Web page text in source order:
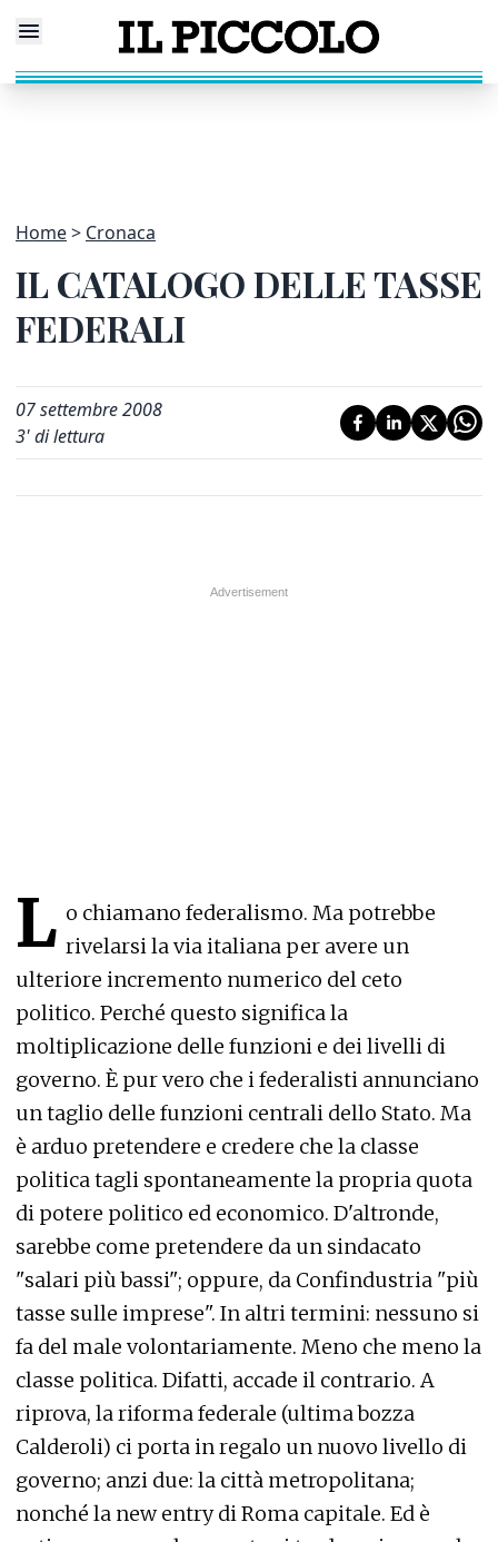
Home Cronaca
IL CATALOGO DELLE TASSE
FEDERALI
07 settembre 2008
3' di lettura
L o chiamano federalismo. Ma potrebbe
rivelarsi la via italiana per avere un
ulteriore incremento numerico del ceto
politico. Perché questo significa la
moltiplicazione delle funzioni e dei livelli di
governo. È pur vero che i federalisti annunciano
un taglio delle funzioni centrali dello Stato. Ma
è arduo pretendere e credere che la classe
politica tagli spontaneamente la propria quota
di potere politico ed economico. D'altronde,
sarebbe come pretendere da un sindacato
"salari più bassi"; oppure, da Confindustria "più
tasse sulle imprese". In altri termini: nessuno si
fa del male volontariamente. Meno che meno la
classe politica. Difatti, accade il contrario. A
riprova, la riforma federale (ultima bozza
Calderoli) ci porta in regalo un nuovo livello di
governo; anzi due: la città metropolitana;
nonché la new entry di Roma capitale. Ed è